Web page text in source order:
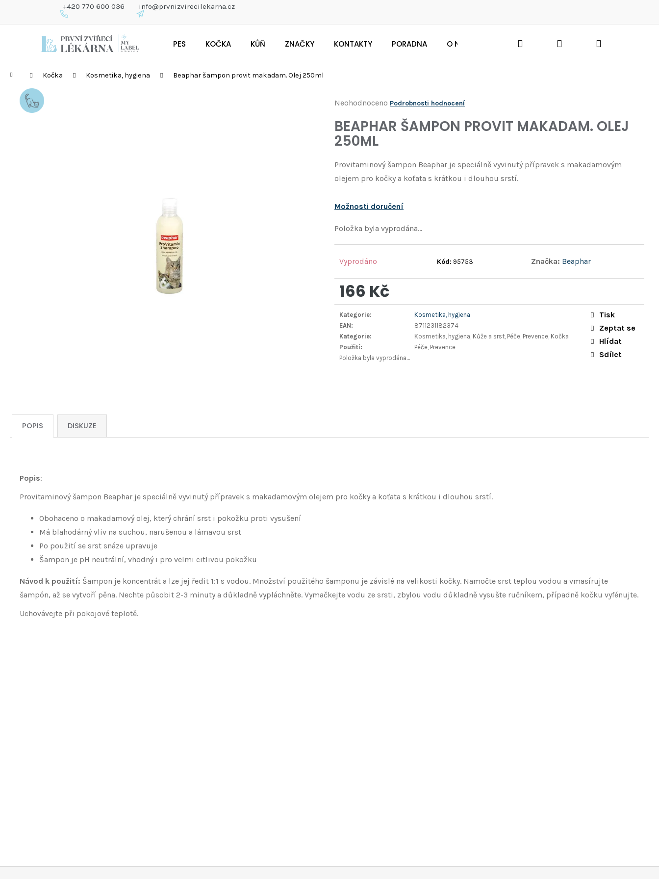
+420 770 600 036 info@prvnizvirecilekarna.cz
PES KOČKA KŮŇ ZNAČKY KONTAKTY PORADNA O NÁS Hledat PřihlášeníNákupní
Domů Kočka Kosmetika, hygiena Beaphar šampon provit makadam. Olej 250ml
Průměrné
produktu
je
Neohodnoceno Podrobnosti hodnocení
BEAPHAR ŠAMPON PROVIT MAKADAM. OLEJ
250ML
Provitaminový šampon Beaphar je speciálně vyvinutý přípravek s makadamovým
olejem pro kočky a koťata s krátkou i dlouhou srstí.
Možnosti doručení
Položka byla vyprodána…
Vyprodáno Kód: 95753 Značka: Beaphar
166 Kč
Měrná
cena:
Kategorie:
Kosmetika, hygiena
EAN:
8711231182374
Kategorie:
Kosmetika, hygiena, Kůže a srst, Péče, Prevence, Kočka
Použití:
Péče, Prevence
Položka byla vyprodána…
Tisk
Zeptat se
Hlídat
Sdílet
POPIS DISKUZE
Popis:
Provitaminový šampon Beaphar je speciálně vyvinutý přípravek s makadamovým olejem pro kočky a koťata s krátkou i dlouhou srstí.
Obohaceno o makadamový olej, který chrání srst i pokožku proti vysušení
Má blahodárný vliv na suchou, narušenou a lámavou srst
Po použití se srst snáze upravuje
Šampon je pH neutrální, vhodný i pro velmi citlivou pokožku
Návod k použití: Šampon je koncentrát a lze jej ředit 1:1 s vodou. Množství použitého šamponu je závislé na velikosti kočky. Namočte srst teplou vodou a vmasírujte
šampón, až se vytvoří pěna. Nechte působit 2-3 minuty a důkladně vypláchněte. Vymačkejte vodu ze srsti, zbylou vodu důkladně vysušte ručníkem, případně kočku vyfénujte.
Uchovávejte při pokojové teplotě.
obchodu
obchodu
CO POTŘEBUJETE NAJÍT?